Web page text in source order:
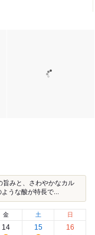
旨みと、さわやかなカル
ような酸が特長で...
金
14
土
15
日
16